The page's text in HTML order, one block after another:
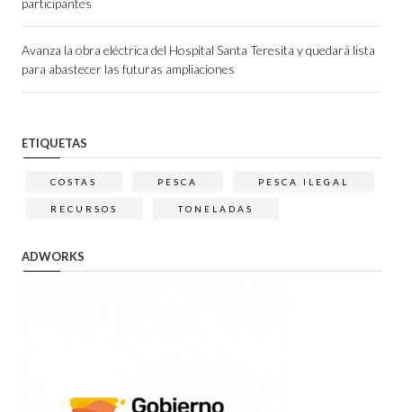
participantes
Avanza la obra eléctrica del Hospital Santa Teresita y quedará lista
para abastecer las futuras ampliaciones
ETIQUETAS
COSTAS PESCA PESCA ILEGAL
RECURSOS TONELADAS
ADWORKS